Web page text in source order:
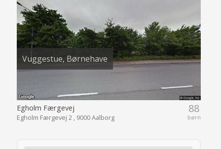
Vuggestue, Børnehave
88
børn
Egholm Færgevej
Egholm Færgevej 2 , 9000 Aalborg